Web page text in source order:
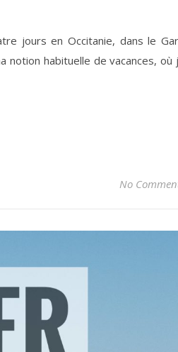
jours en Occitanie, dans le
notion habituelle de vacances, où
No